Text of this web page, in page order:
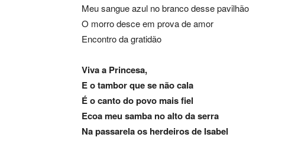
Meu sangue azul no branco desse pavilhão
O morro desce em prova de amor
Encontro da gratidão
Viva a Princesa,
E o tambor que se não cala
É o canto do povo mais fiel
Ecoa meu samba no alto da serra
Na passarela os herdeiros de Isabel